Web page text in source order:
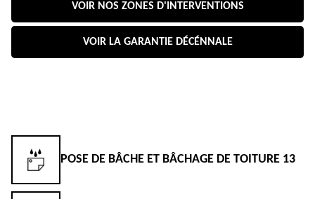
VOIR NOS ZONES D'INTERVENTIONS
VOIR LA GARANTIE DÉCÉNNALE
POSE DE BÂCHE ET BÂCHAGE DE TOITURE 13